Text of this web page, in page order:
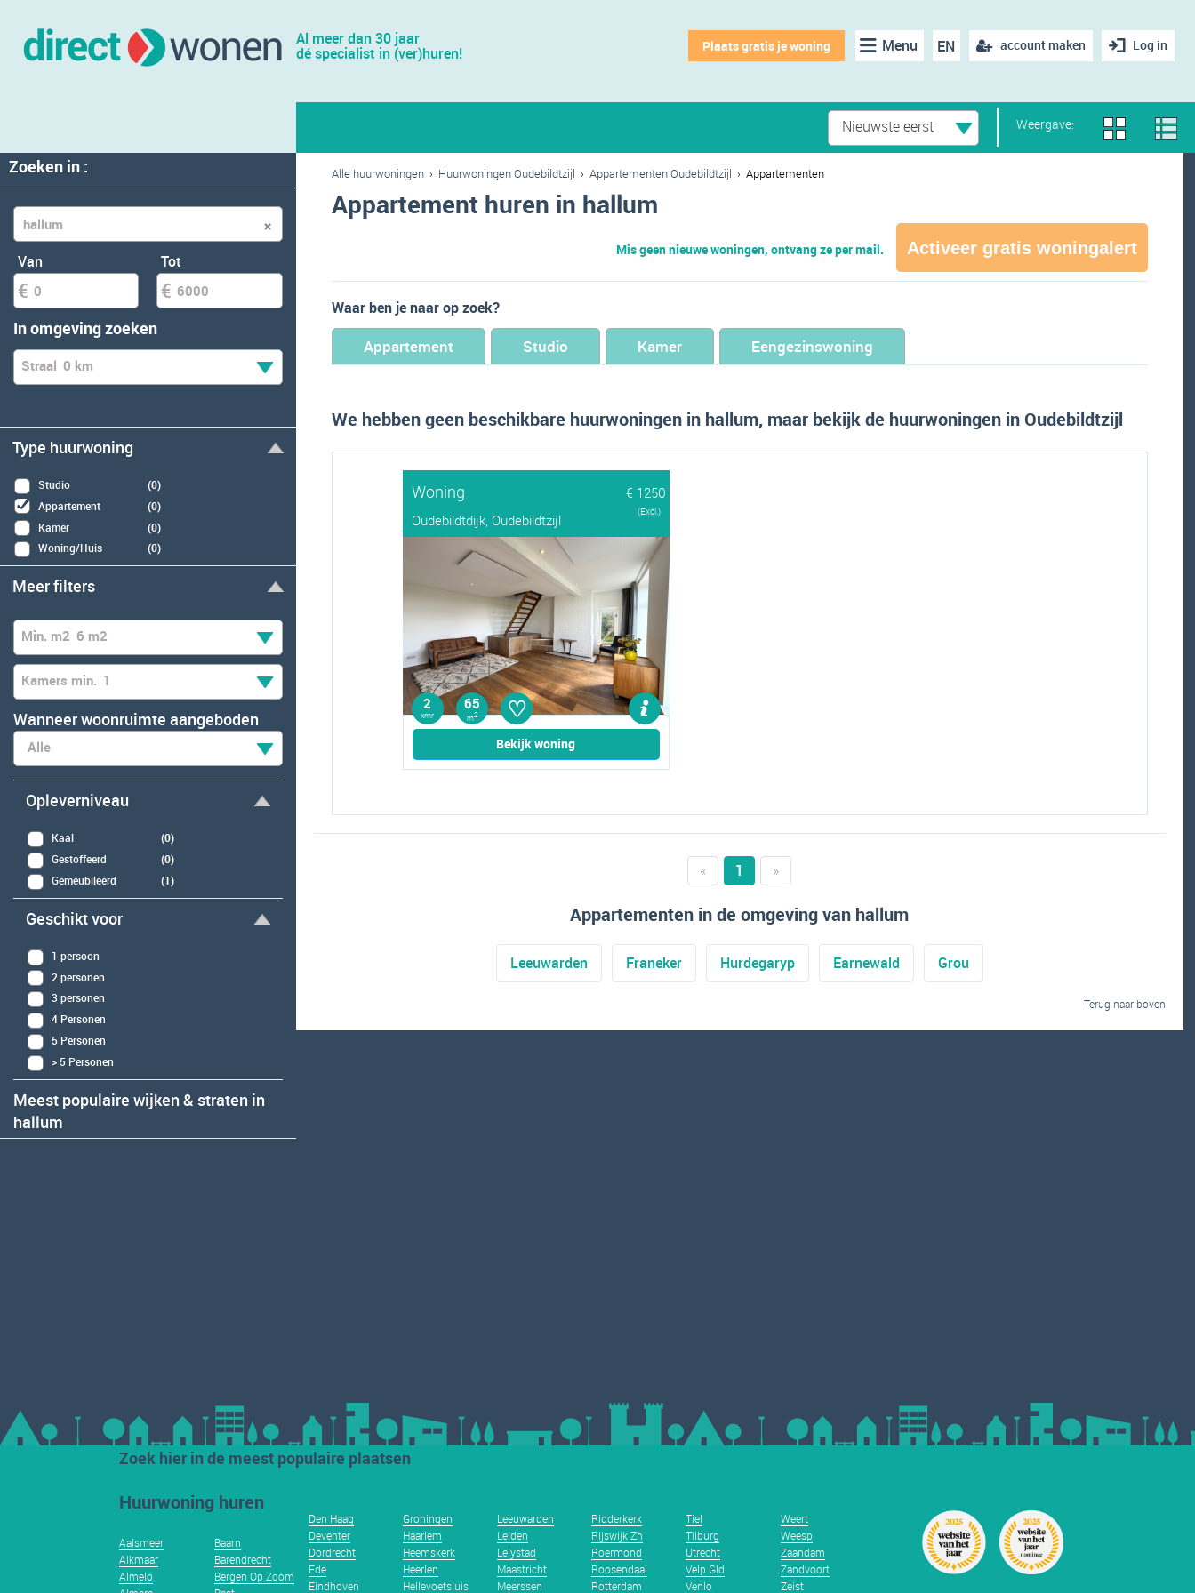
Al meer dan 30 jaar
dé specialist in (ver)huren! Log in
account maken
EN
Menu
Plaats gratis je woning
Weergave:
Nieuwste eerst
Zoeken in :
Van Tot
In omgeving zoeken
Straal 0 km
Type huurwoning
Studio
(0)
Appartement
(0)
Kamer
(0)
Woning/Huis
(0)
Meer filters
Min. m2 6 m2
Kamers min. 1
Wanneer woonruimte aangeboden
Alle
Opleverniveau
Kaal
(0)
Gestoffeerd
(0)
Gemeubileerd
(1)
Geschikt voor
1 persoon
2 personen
3 personen
4 Personen
5 Personen
> 5 Personen
Meest populaire wijken & straten in
hallum
Alle huurwoningen › Huurwoningen Oudebildtzijl › Appartementen Oudebildtzijl › Appartementen
Appartement huren in hallum
Mis geen nieuwe woningen, ontvang ze per mail. Activeer gratis woningalert
Waar ben je naar op zoek?
Appartement Studio Kamer Eengezinswoning
We hebben geen beschikbare huurwoningen in hallum, maar bekijk de huurwoningen in Oudebildtzijl
Woning
€ 1250
Oudebildtdijk, Oudebildtzijl
(Excl.)
2
kmr
65
m2 ♡
Bekijk woning
« 1 »
Appartementen in de omgeving van hallum
Leeuwarden Franeker Hurdegaryp Earnewald Grou
Terug naar boven
Zoek hier in de meest populaire plaatsen
Huurwoning huren
Aalsmeer
Alkmaar
Almelo
Baarn
Barendrecht
Bergen Op Zoom
Den Haag
Deventer
Dordrecht
Ede
Eindhoven
Groningen
Haarlem
Heemskerk
Heerlen
Hellevoetsluis
Leeuwarden
Leiden
Lelystad
Maastricht
Meerssen
Ridderkerk
Rijswijk Zh
Roermond
Roosendaal
Rotterdam
Tiel
Tilburg
Utrecht
Velp Gld
Venlo
Weert
Weesp
Zaandam
Zandvoort
Zeist